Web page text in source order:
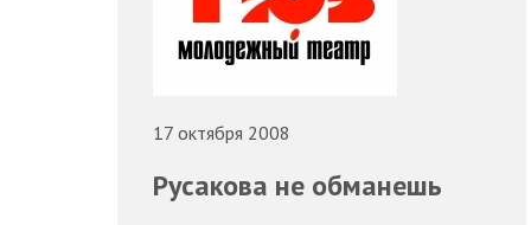
17 октября 2008
Русакова не обманешь